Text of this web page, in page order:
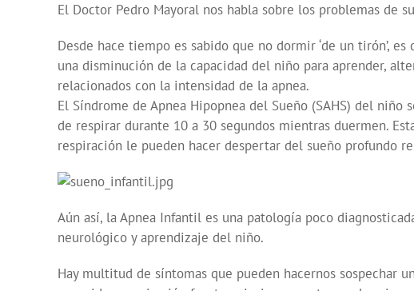
El Doctor Pedro Mayoral nos habla sobre los problemas de
Desde hace tiempo es sabido que no dormir ‘de un tirón’,
una disminución de la capacidad del niño para aprender,
relacionados con la intensidad de la apnea.
El Síndrome de Apnea Hipopnea del Sueño (SAHS) del
de respirar durante 10 a 30 segundos mientras duermen.
respiración le pueden hacer despertar del sueño profundo
Aún así, la Apnea Infantil es una patología poco
neurológico y aprendizaje del niño.
Hay multitud de síntomas que pueden hacernos sospechar